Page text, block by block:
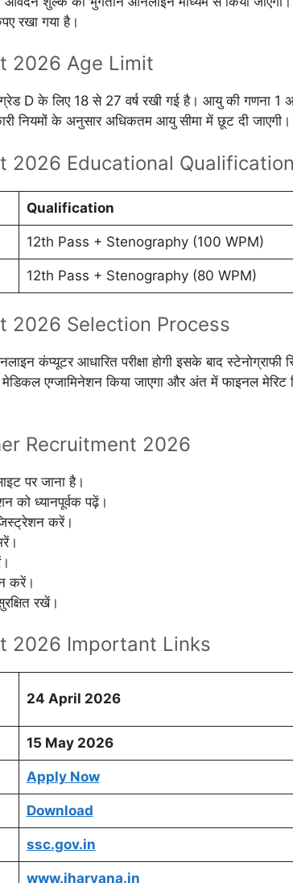
रखा गया है।
2026 Age Limit
D के लिए 18 से 27 वर्ष रखी गई है। आयु की गणना 1
नियमों के अनुसार अधिकतम आयु सीमा में छूट दी जाएगी।
2026 Educational Qualification
Qualification
12th Pass + Stenography (100 WPM)
12th Pass + Stenography (80 WPM)
2026 Selection Process
कंप्यूटर आधारित परीक्षा होगी इसके बाद स्टेनोग्राफी
एग्जामिनेशन किया जाएगा और अंत में फाइनल मेरिट
Recruitment 2026
पर जाना है।
को ध्यानपूर्वक पढ़ें।
करें।
करें।
रखें।
2026 Important Links
24 April 2026
15 May 2026
Apply Now
Download
ssc.gov.in
www.iharyana.in